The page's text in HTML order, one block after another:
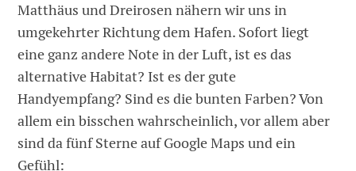
Matthäus und Dreirosen nähern wir uns in
umgekehrter Richtung dem Hafen. Sofort liegt
eine ganz andere Note in der Luft, ist es das
alternative Habitat? Ist es der gute
Handyempfang? Sind es die bunten Farben? Von
allem ein bisschen wahrscheinlich, vor allem aber
sind da fünf Sterne auf Google Maps und ein
Gefühl: